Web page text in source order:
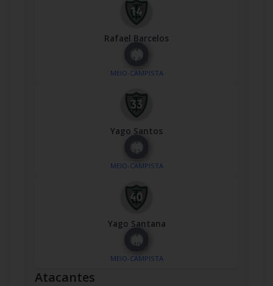
Rafael Barcelos
Nº
14
MEIO-CAMPISTA
Yago Santos
Nº
33
MEIO-CAMPISTA
Yago Santana
Nº
40
MEIO-CAMPISTA
Atacantes